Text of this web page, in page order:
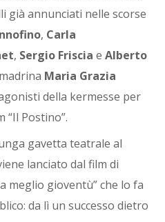
già annunciati nelle scorse
, Carla
, Sergio Friscia eAlberto
Maria Grazia
della kermesse per
“Il Postino”.
gavetta teatrale al
lanciato dal film di
meglio gioventù” che lo fa
da lì un successo dietro